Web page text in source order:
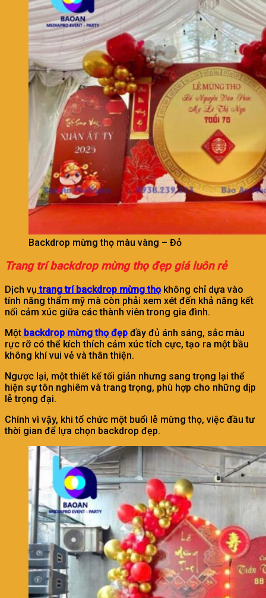
Backdrop mừng thọ màu vàng – Đỏ
Trang trí backdrop mừng thọ đẹp giá luôn rẻ
Dịch vụ trang trí backdrop mừng thọkhông chỉ dựa vào
tính năng thẩm mỹ mà còn phải xem xét đến khả năng kết
nối cảm xúc giữa các thành viên trong gia đình.
Một backdrop mừng thọ đẹp đầy đủ ánh sáng, sắc màu
rực rỡ có thể kích thích cảm xúc tích cực, tạo ra một bầu
không khí vui vẻ và thân thiện.
Ngược lại, một thiết kế tối giản nhưng sang trọng lại thể
hiện sự tôn nghiêm và trang trọng, phù hợp cho những dịp
lễ trọng đại.
Chính vì vậy, khi tổ chức một buổi lễ mừng thọ, việc đầu tư
thời gian để lựa chọn backdrop đẹp.